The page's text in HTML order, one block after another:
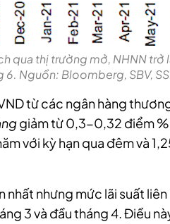
qua thị trường mở, NHNN trở
Nguồn: Bloomberg, SBV,
từ các ngân hàng
giảm từ 0,3-0,32 điểm %
với kỳ hạn qua đêm và
nhưng mức lãi suất
3 và đầu tháng 4. Điều